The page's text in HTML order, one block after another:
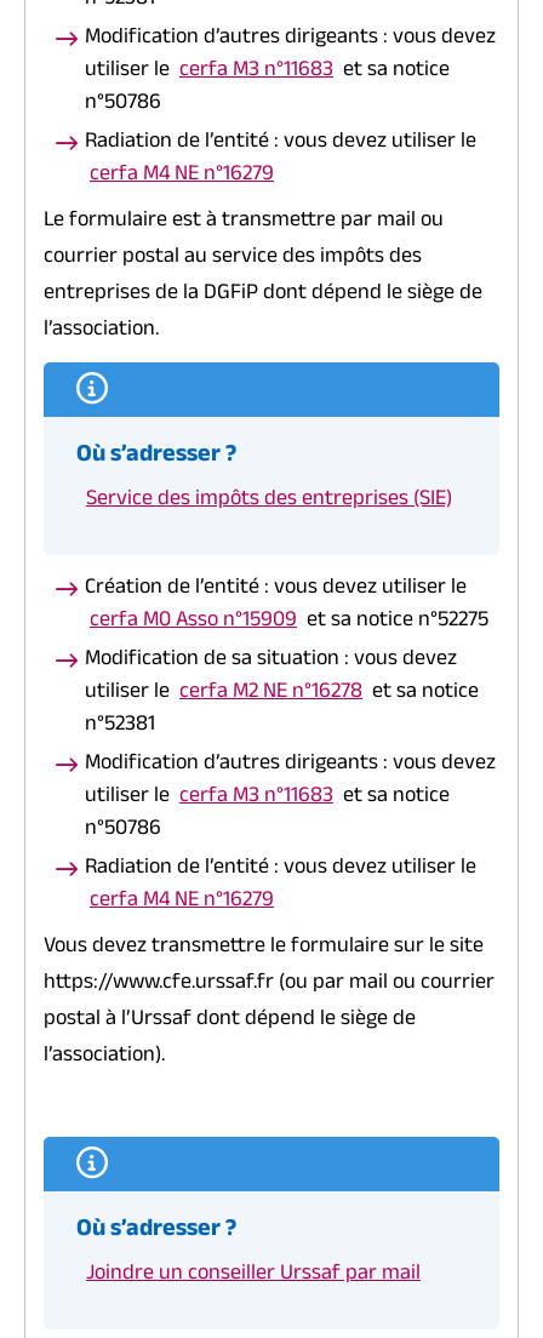
Modification d’autres dirigeants : vous devez
utiliser le cerfa M3 n°11683 et sa notice
n°50786
Radiation de l’entité : vous devez utiliser le
cerfa M4 NE n°16279
Le formulaire est à transmettre par mail ou
courrier postal au service des impôts des
entreprises de la DGFiP dont dépend le siège de
l’association.
Où s’adresser ?
Service des impôts des entreprises (SIE)
Création de l’entité : vous devez utiliser le
cerfa M0 Asso n°15909 et sa notice n°52275
Modification de sa situation : vous devez
utiliser le cerfa M2 NE n°16278 et sa notice
n°52381
Modification d’autres dirigeants : vous devez
utiliser le cerfa M3 n°11683 et sa notice
n°50786
Radiation de l’entité : vous devez utiliser le
cerfa M4 NE n°16279
Vous devez transmettre le formulaire sur le site
https://www.cfe.urssaf.fr (ou par mail ou courrier
postal à l’Urssaf dont dépend le siège de
l’association).
Où s’adresser ?
Joindre un conseiller Urssaf par mail